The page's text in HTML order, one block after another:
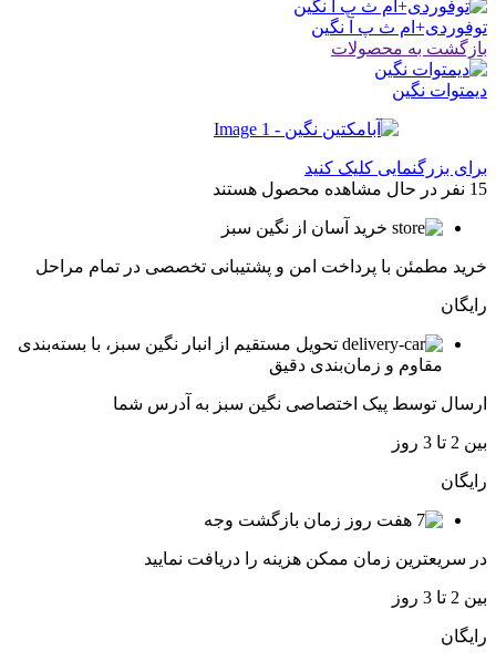
توفوردی+ام ث پ آ نگین
بازگشت به محصولات
دیمتوات نگین
برای بزرگنمایی کلیک کنید
15 نفر در حال مشاهده محصول هستند
خرید آسان از نگین سبز
خرید مطمئن با پرداخت امن و پشتیبانی تخصصی در تمام مراحل
رایگان
تحویل مستقیم از انبار نگین سبز، با بسته‌بندی
مقاوم و زمان‌بندی دقیق
ارسال توسط پیک اختصاصی نگین سبز به آدرس شما
بین 2 تا 3 روز
رایگان
هفت روز زمان بازگشت وجه
در سریعترین زمان ممکن هزینه را دریافت نمایید
بین 2 تا 3 روز
رایگان